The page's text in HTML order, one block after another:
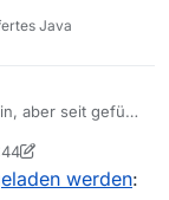
Java
aber seit gefühlt
Liste ist
werden: